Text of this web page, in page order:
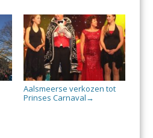
Aalsmeerse verkozen tot
Prinses Carnaval →